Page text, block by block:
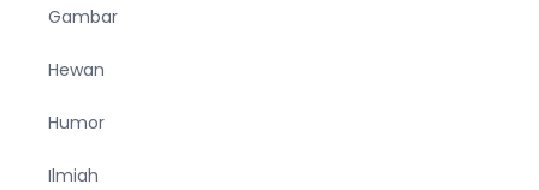
Gambar
Hewan
Humor
Ilmiah